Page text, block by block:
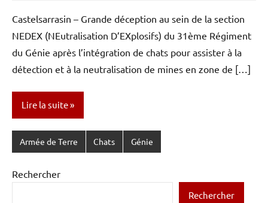
Castelsarrasin – Grande déception au sein de la section
NEDEX (NEutralisation D’EXplosifs) du 31ème Régiment
du Génie après l’intégration de chats pour assister à la
détection et à la neutralisation de mines en zone de […]
Lire la suite
Armée de Terre Chats Génie
Rechercher
Rechercher